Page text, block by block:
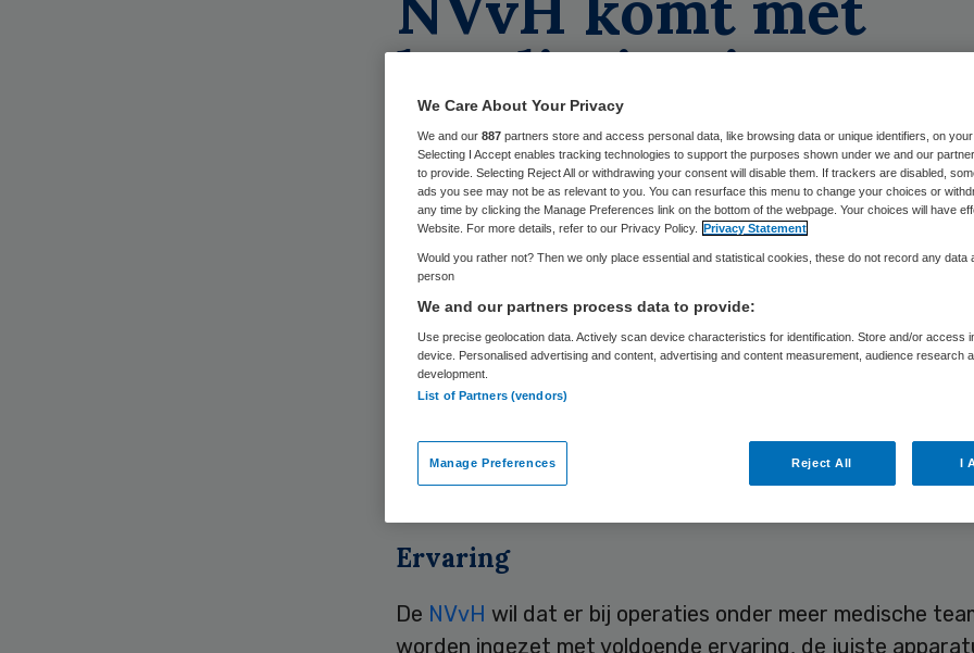
kwaliteitseisen
chirurgen en
ziekenhuizen
De Nederlandse Vereniging voor Heelkunde (NVvH) wil dat
voldoen. Als binnen een jaar dit niveau niet is gehaald,
samenwerken of patiënten doorverwijzen.
Ervaring
De NVvH wil dat er bij operaties onder meer medische
worden ingezet met voldoende ervaring, de juiste
We Care About Your Privacy
We and our 887 partners store and access personal data, like browsing data or unique identifiers, on your
Selecting I Accept enables tracking technologies to support the purposes shown under we and our
to provide. Selecting Reject All or withdrawing your consent will disable them. If trackers are disabled,
ads you see may not be as relevant to you. You can resurface this menu to change your choices or
any time by clicking the Manage Preferences link on the bottom of the webpage. Your choices will have
Website. For more details, refer to our Privacy Policy. Privacy Statement
Would you rather not? Then we only place essential and statistical cookies, these do not record any data
person
We and our partners process data to provide:
Use precise geolocation data. Actively scan device characteristics for identification. Store and/or access
device. Personalised advertising and content, advertising and content measurement, audience research
development.
List of Partners (vendors)
Manage Preferences Reject All I